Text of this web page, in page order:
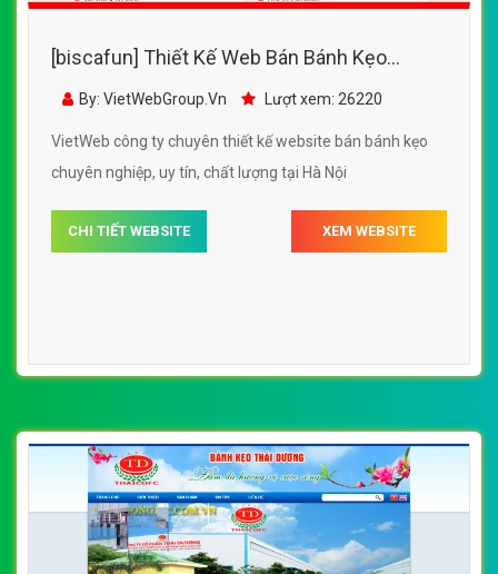
[biscafun] Thiết Kế Web Bán Bánh Kẹo
Sabico đẹp, chuyên nghiệp chuẩn SEO
By: VietWebGroup.Vn Lượt xem: 26220
VietWeb công ty chuyên thiết kế website bán bánh kẹo
chuyên nghiệp, uy tín, chất lượng tại Hà Nội
CHI TIẾT WEBSITE XEM WEBSITE